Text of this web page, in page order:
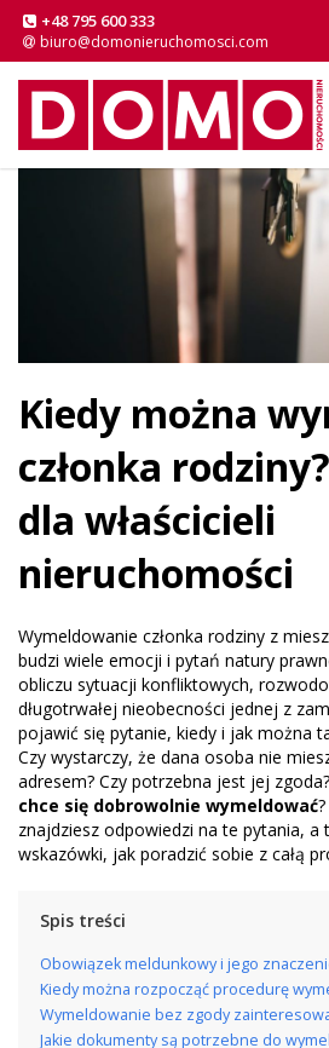
+48 795 600 333
biuro@domonieruchomosci.com
Kiedy można
członka
dla właścicieli
nieruchomości
Wymeldowanie członka rodziny z
budzi wiele emocji i pytań natury
obliczu sytuacji konfliktowych,
długotrwałej nieobecności jednej z
pojawić się pytanie, kiedy i jak można
Czy wystarczy, że dana osoba nie
adresem? Czy potrzebna jest jej
chce się dobrowolnie wymeldować
znajdziesz odpowiedzi na te pytania, a
wskazówki, jak poradzić sobie z całą
Spis treści
Obowiązek meldunkowy i jego
Kiedy można rozpocząć procedurę
Wymeldowanie bez zgody
Jakie dokumenty są potrzebne do